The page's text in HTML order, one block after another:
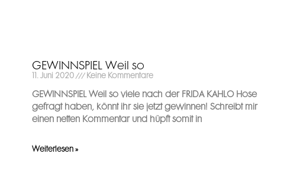
GEWINNSPIEL Weil so
11. Juni 2020 Keine Kommentare
GEWINNSPIEL Weil so viele nach der FRIDA KAHLO Hose
gefragt haben, könnt ihr sie jetzt gewinnen! Schreibt mir
einen netten Kommentar und hüpft somit in
Weiterlesen »